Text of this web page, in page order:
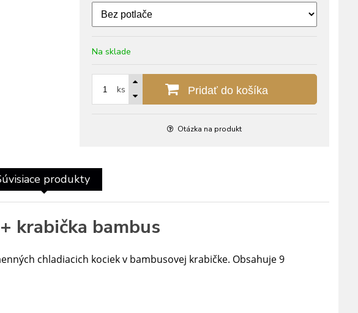
Na sklade
ks Pridať do košíka
Otázka na produkt
produkty
krabička bambus
chladiacich kociek v bambusovej krabičke. Obsahuje 9